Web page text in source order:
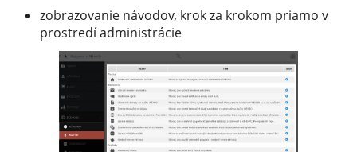
zobrazovanie návodov, krok za krokom priamo v
prostredí administrácie